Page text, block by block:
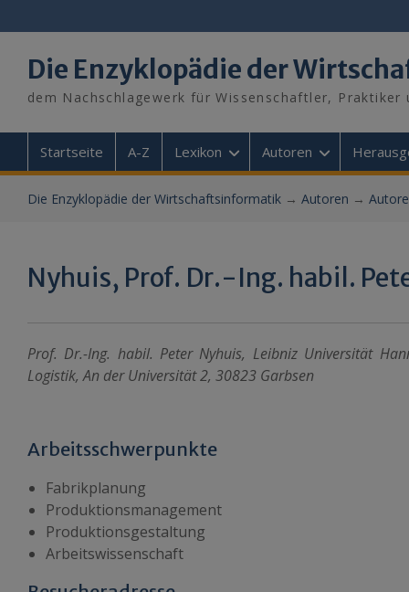
to
Die Enzyklopädie der
dem Nachschlagewerk für Wissenschaftler, Praktiker
Startseite A-Z Lexikon Autoren
Die Enzyklopädie der Wirtschaftsinformatik→ Autoren →
Nyhuis, Prof. Dr.-Ing. habil.
Prof. Dr.-Ing. habil. Peter Nyhuis, Leibniz Universität
Logistik, An der Universität 2, 30823 Garbsen
Arbeitsschwerpunkte
Fabrikplanung
Produktionsmanagement
Produktionsgestaltung
Arbeitswissenschaft